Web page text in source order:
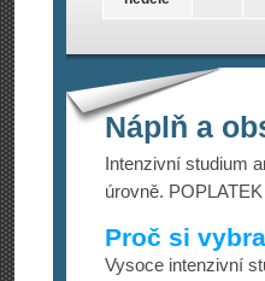
Náplň a
Intenzivní studium
úrovně.
Proč si
Vysoce intenzivní